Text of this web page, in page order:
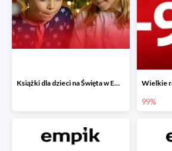
Książki dla dzieci na Święta w Empiku do -40%
99%